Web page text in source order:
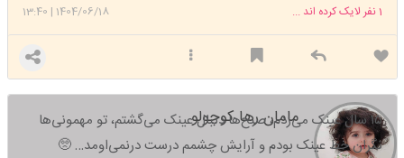
1404/06/18
|
13:40 1نفر لایک کرده اند ...
مامان رها کوچولو
۱۵ سال عینک می‌زدم، صبح‌ها دنبال عینک می‌گشتم، تو مهمونی‌ها
نگران خط عینک بودم و آرایش چشمم درست درنمی‌اومد… 🥺